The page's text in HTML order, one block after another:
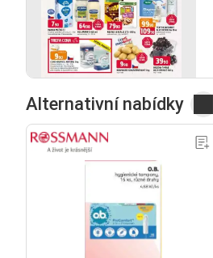
Alternativní nabídky